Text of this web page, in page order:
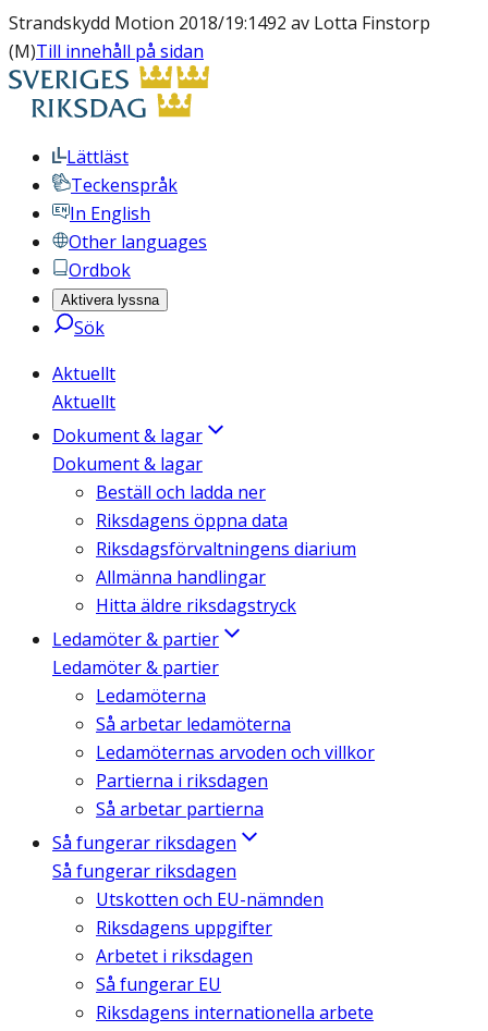
Strandskydd Motion 2018/19:1492 av Lotta Finstorp
(M)Till innehåll på sidan
Lättläst
Teckenspråk
In English
Other languages
Ordbok
Aktivera lyssna
Sök
Aktuellt
Aktuellt
Dokument & lagar
Dokument & lagar
Beställ och ladda ner
Riksdagens öppna data
Riksdagsförvaltningens diarium
Allmänna handlingar
Hitta äldre riksdagstryck
Ledamöter & partier
Ledamöter & partier
Ledamöterna
Så arbetar ledamöterna
Ledamöternas arvoden och villkor
Partierna i riksdagen
Så arbetar partierna
Så fungerar riksdagen
Så fungerar riksdagen
Utskotten och EU-nämnden
Riksdagens uppgifter
Arbetet i riksdagen
Så fungerar EU
Riksdagens internationella arbete